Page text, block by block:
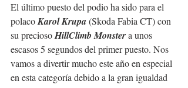
El último puesto del podio ha sido para el
polaco Karol Krupa (Skoda Fabia CT) con
su precioso HillClimb Monster a unos
escasos 5 segundos del primer puesto. Nos
vamos a divertir mucho este año en especial
en esta categoría debido a la gran igualdad